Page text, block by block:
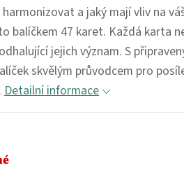
a jaký mají vliv na
balíčkem 47 karet. Každá karta
jejich význam. S
skvělým průvodcem pro
Detailní informace